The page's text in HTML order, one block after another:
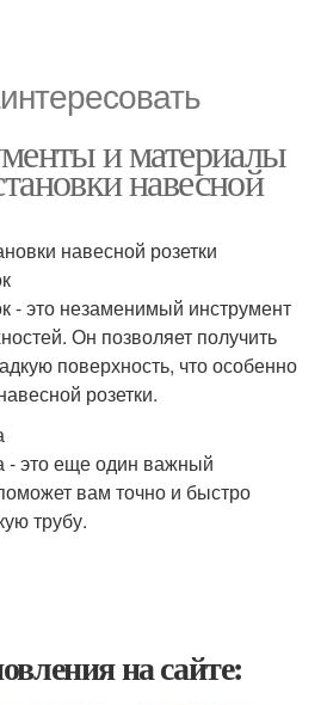
и материалы
навесной
навесной розетки
- это незаменимый инструмент
Он позволяет получить
поверхность, что особенно
розетки.
это еще один важный
вам точно и быстро
трубу.
на сайте: